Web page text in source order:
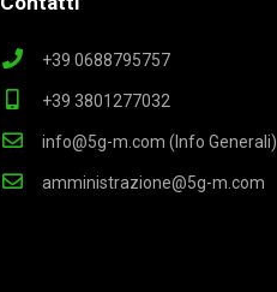
+39 0688795757
+39 3801277032
info@5g-m.com (Info Generali)
amministrazione@5g-m.com